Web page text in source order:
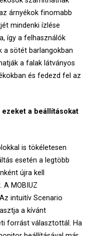
árnyékok finomabb
mindenki ízlése
így a felhasználók
a sötét barlangokban
a falak látványos
és fedezd fel az
a beállításokat
is tökéletesen
esetén a legtöbb
újra kell
A MOBIUZ
intuitív Scenario
a kívánt
forrást választottál. Ha